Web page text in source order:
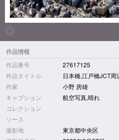
作品情報
作品番号
27617125
作品タイトル
日本橋,江戸橋JCT
作家
小野 房雄
キャプション
航空写真,晴れ
コレクション
ソース
撮影地
東京都中央区